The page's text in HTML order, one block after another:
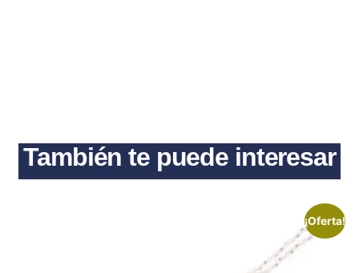
También te puede interesar
¡Oferta!